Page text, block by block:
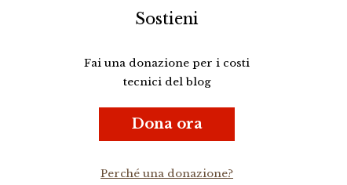
Sostieni
Fai una donazione per i costi
tecnici del blog
Dona ora
Perché una donazione?